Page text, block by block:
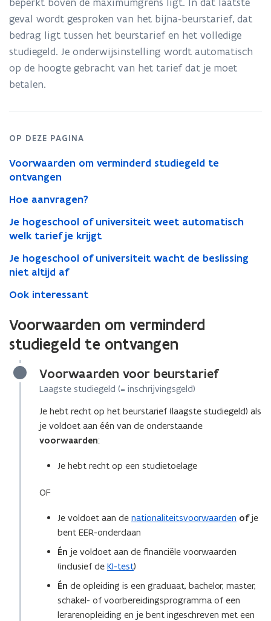
geval wordt gesproken van het bijna-beurstarief, dat
bedrag ligt tussen het beurstarief en het volledige
studiegeld. Je onderwijsinstelling wordt automatisch
op de hoogte gebracht van het tarief dat je moet
betalen.
OP DEZE PAGINA
Voorwaarden om verminderd studiegeld te
ontvangen
Hoe aanvragen?
Je hogeschool of universiteit weet automatisch
welk tarief je krijgt
Je hogeschool of universiteit wacht de beslissing
niet altijd af
Ook interessant
Voorwaarden om verminderd
studiegeld te ontvangen
Voorwaarden voor beurstarief
Laagste studiegeld (= inschrijvingsgeld)
Je hebt recht op het beurstarief (laagste studiegeld) als
je voldoet aan één van de onderstaande
voorwaarden:
Je hebt recht op een studietoelage
OF
Je voldoet aan de nationaliteitsvoorwaarden ofje
bent EER-onderdaan
Én je voldoet aan de financiële voorwaarden
(inclusief de KI-test)
Én de opleiding is een graduaat, bachelor, master,
schakel- of voorbereidingsprogramma of een
lerarenopleiding en je bent ingeschreven met een